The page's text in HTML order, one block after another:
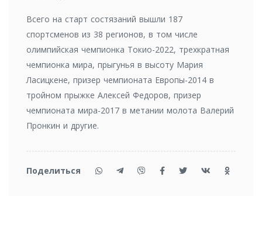
Всего на старт состязаний вышли 187
спортсменов из 38 регионов, в том числе
олимпийская чемпионка Токио-2022, трехкратная
чемпионка мира, прыгунья в высоту Мария
Ласицкене, призер чемпионата Европы-2014 в
тройном прыжке Алексей Федоров, призер
чемпионата мира-2017 в метании молота Валерий
Пронкин и другие.
Поделиться